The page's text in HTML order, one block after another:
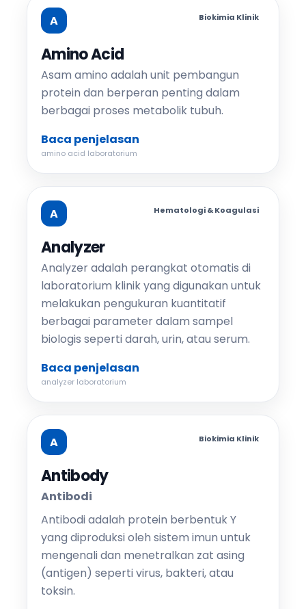
A Biokimia Klinik
Amino Acid
Asam amino adalah unit pembangun
protein dan berperan penting dalam
berbagai proses metabolik tubuh.
Baca penjelasan
amino acid laboratorium
A Hematologi & Koagulasi
Analyzer
Analyzer adalah perangkat otomatis di
laboratorium klinik yang digunakan untuk
melakukan pengukuran kuantitatif
berbagai parameter dalam sampel
biologis seperti darah, urin, atau serum.
Baca penjelasan
analyzer laboratorium
A Biokimia Klinik
Antibody
Antibodi
Antibodi adalah protein berbentuk Y
yang diproduksi oleh sistem imun untuk
mengenali dan menetralkan zat asing
(antigen) seperti virus, bakteri, atau
toksin.